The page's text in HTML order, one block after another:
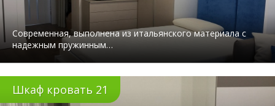
Современная, выполнена из итальянского материала с
надежным пружинным…
Шкаф кровать 21